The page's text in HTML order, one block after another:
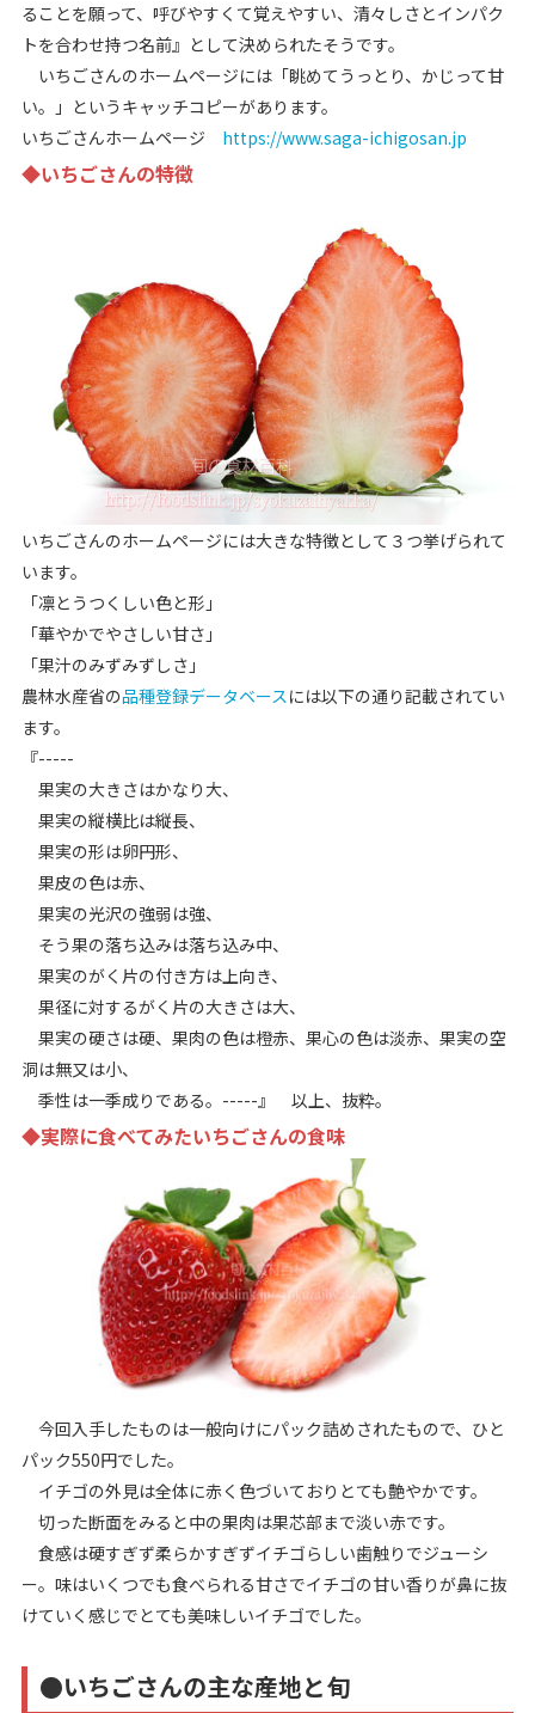
ることを願って、呼びやすくて覚えやすい、清々しさとインパク
トを合わせ持つ名前』として決められたそうです。
いちごさんのホームページには「眺めてうっとり、かじって甘
い。」というキャッチコピーがあります。
いちごさんホームページ https://www.saga-ichigosan.jp
◆いちごさんの特徴
いちごさんのホームページには大きな特徴として３つ挙げられて
います。
「凛とうつくしい色と形」
「華やかでやさしい甘さ」
「果汁のみずみずしさ」
農林水産省の品種登録データベース には以下の通り記載されてい
ます。
『-----
果実の大きさはかなり大、
果実の縦横比は縦長、
果実の形は卵円形、
果皮の色は赤、
果実の光沢の強弱は強、
そう果の落ち込みは落ち込み中、
果実のがく片の付き方は上向き、
果径に対するがく片の大きさは大、
果実の硬さは硬、果肉の色は橙赤、果心の色は淡赤、果実の空
洞は無又は小、
季性は一季成りである。-----』 以上、抜粋。
◆実際に食べてみたいちごさんの食味
今回入手したものは一般向けにパック詰めされたもので、ひと
パック550円でした。
イチゴの外見は全体に赤く色づいておりとても艶やかです。
切った断面をみると中の果肉は果芯部まで淡い赤です。
食感は硬すぎず柔らかすぎずイチゴらしい歯触りでジューシ
ー。味はいくつでも食べられる甘さでイチゴの甘い香りが鼻に抜
けていく感じでとても美味しいイチゴでした。
●いちごさんの主な産地と旬